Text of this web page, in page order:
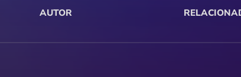
AUTOR